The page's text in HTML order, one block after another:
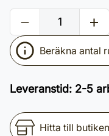
Beräkna antal
Leveranstid: 2-5
Hitta till butiken